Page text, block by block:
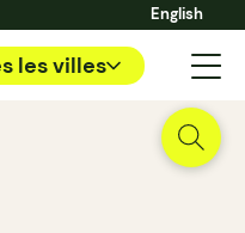
English
les villes